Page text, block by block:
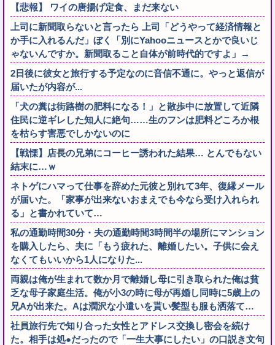
【悲報】 ワイの唐揚げ定食、まだ来ない
上司に新聞取らないと言ったら 上司「どうやって経済情報と
か手に入れるんだ」ぼく「別にYahooニュースとかで良いじ
ゃないんですか。新聞取ること自体が前時代的ですよ」→
2日後に彼女と旅行する予定なのに音信不通に。やっと返信が
届いたが内容が...
「犬の糞は街路樹の肥料になる！」と散歩中に放置して近隣
住民に逆ギレした知人に絶句……生のフンは肥料どころか根
を枯らす害悪でしかないのに
【戦慄】店長の兄弟にコーヒー誘われた結果… とんでもない
結末に…ｗ
ネトゲにハマって仕事を辞めた元彼と別れて3年、復縁メール
が届いた。「家事が出来ないおまえでも今なら受け入れられ
る」と書かれていて…
私の通勤時間30分・夫の通勤時間3時間半の場所にマンション
を購入したら、夫に「もう疲れた、離婚したい。子供に会え
なくてもいいから1人になりた...
両親は俺が生まれて数か月で離婚し母に引き取られた俺は貧
乏な母子家庭生活。俺が小3の時に母が再婚し同時に5歳上の
兄Aが出来た。Aは潤沢な小遣いを貰い髪型も服も洒落て…
社員旅行先で知り合った女性とアドレス交換し密会を続け
た。相手は処●だったので「一生大事にしたい」の口説き文句